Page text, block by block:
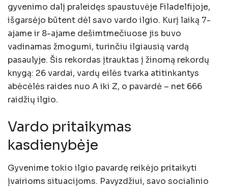
gyvenimo dalį praleidęs spaustuvėje Filadelfijoje,
išgarsėjo būtent dėl savo vardo ilgio. Kurį laiką 7-
ajame ir 8-ajame dešimtmečiuose jis buvo
vadinamas žmogumi, turinčiu ilgiausią vardą
pasaulyje. Šis rekordas įtrauktas į žinomą rekordų
knygą: 26 vardai, vardų eilės tvarka atitinkantys
abėcėlės raides nuo A iki Z, o pavardė – net 666
raidžių ilgio.
Vardo pritaikymas
kasdienybėje
Gyvenime tokio ilgio pavardę reikėjo pritaikyti
įvairioms situacijoms. Pavyzdžiui, savo socialinio